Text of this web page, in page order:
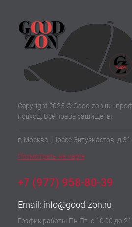
Copyright 2025 © Good-zon.ru -
подход. Все права защищены.
г. Москва, Шоссе Энтузиастов, д.31
Посмотреть на карте
+7 (977) 958-80-39
Email: info@good-zon.ru
График работы Пн-Пт: с 10:00 до